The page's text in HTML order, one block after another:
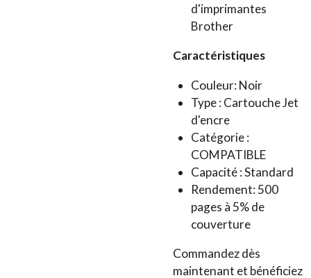
d'imprimantes
Brother
Caractéristiques
Couleur: Noir
Type : Cartouche Jet
d'encre
Catégorie :
COMPATIBLE
Capacité : Standard
Rendement: 500
pages à 5% de
couverture
Commandez dès
maintenant et bénéficiez